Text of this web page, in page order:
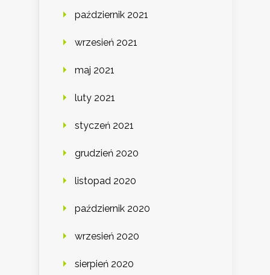
październik 2021
wrzesień 2021
maj 2021
luty 2021
styczeń 2021
grudzień 2020
listopad 2020
październik 2020
wrzesień 2020
sierpień 2020